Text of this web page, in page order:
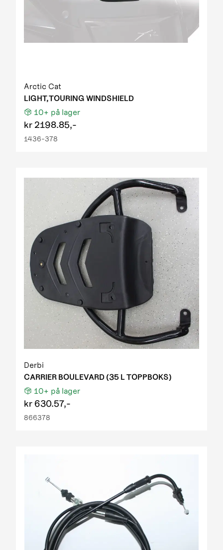
Arctic Cat
LIGHT,TOURING WINDSHIELD
10+ på lager
kr 2198.85,-
1436-378
Derbi
CARRIER BOULEVARD (35 L TOPPBOKS)
10+ på lager
kr 630.57,-
866378